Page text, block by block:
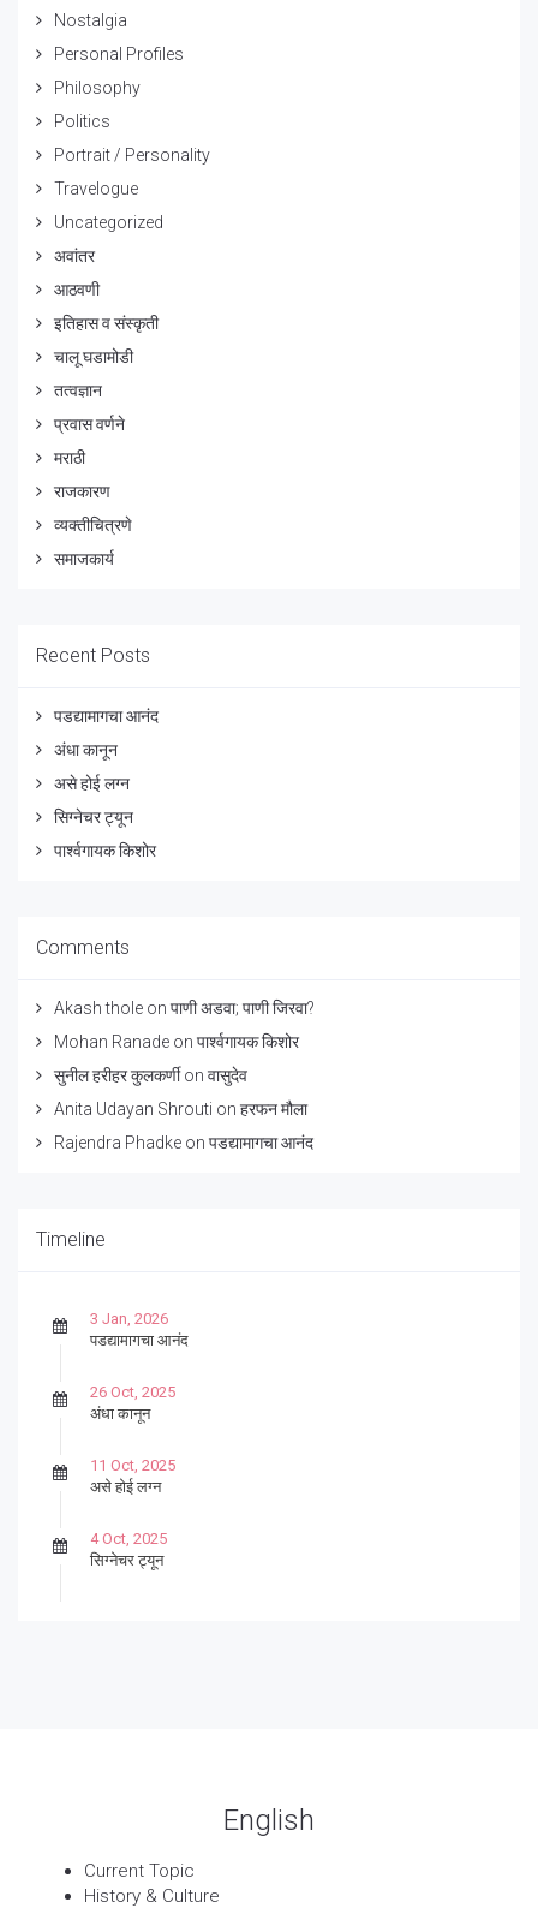
Nostalgia
Personal Profiles
Philosophy
Politics
Portrait / Personality
Travelogue
Uncategorized
अवांतर
आठवणी
इतिहास व संस्कृती
चालू घडामोडी
तत्वज्ञान
प्रवास वर्णने
मराठी
राजकारण
व्यक्तीचित्रणे
समाजकार्य
Recent Posts
पडद्यामागचा आनंद
अंधा कानून
असे होई लग्न
सिग्नेचर ट्यून
पार्श्वगायक किशोर
Comments
Akash thole on पाणी अडवा; पाणी जिरवा?
Mohan Ranade on पार्श्वगायक किशोर
सुनील हरीहर कुलकर्णीon वासुदेव
Anita Udayan Shrouti on हरफन मौला
Rajendra Phadke on पडद्यामागचा आनंद
Timeline
3 Jan, 2026
पडद्यामागचा आनंद
26 Oct, 2025
अंधा कानून
11 Oct, 2025
असे होई लग्न
4 Oct, 2025
सिग्नेचर ट्यून
English
Current Topic
History & Culture